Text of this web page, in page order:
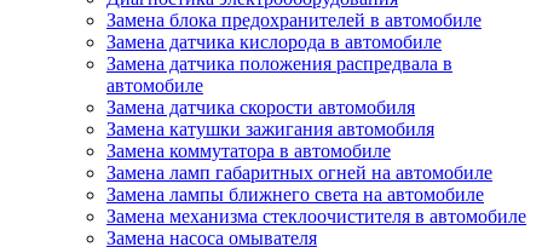
Замена блока предохранителей в автомобиле
Замена датчика кислорода в автомобиле
Замена датчика положения распредвала в
автомобиле
Замена датчика скорости автомобиля
Замена катушки зажигания автомобиля
Замена коммутатора в автомобиле
Замена ламп габаритных огней на автомобиле
Замена лампы ближнего света на автомобиле
Замена механизма стеклоочистителя в автомобиле
Замена насоса омывателя